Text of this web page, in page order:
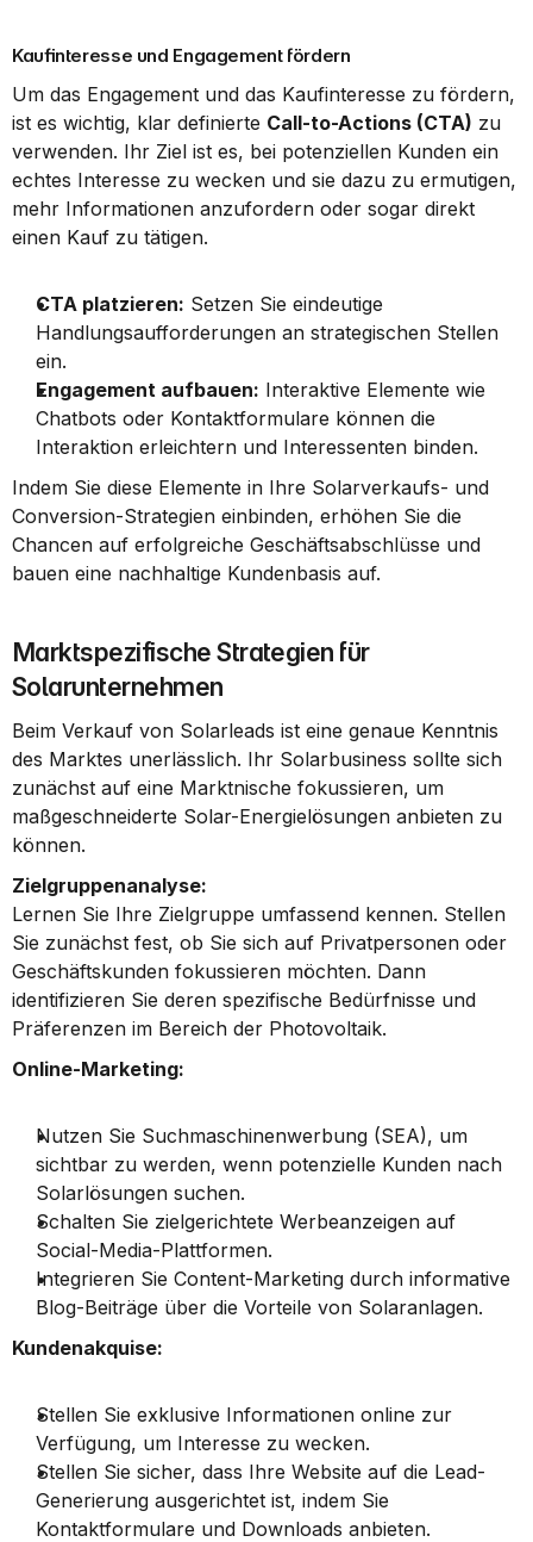
Kaufinteresse und Engagement fördern
Um das Engagement und das Kaufinteresse zu fördern,
ist es wichtig, klar definierte Call-to-Actions (CTA) zu
verwenden. Ihr Ziel ist es, bei potenziellen Kunden ein
echtes Interesse zu wecken und sie dazu zu ermutigen,
mehr Informationen anzufordern oder sogar direkt
einen Kauf zu tätigen.
CTA platzieren: Setzen Sie eindeutige
Handlungsaufforderungen an strategischen Stellen
ein.
Engagement aufbauen: Interaktive Elemente wie
Chatbots oder Kontaktformulare können die
Interaktion erleichtern und Interessenten binden.
Indem Sie diese Elemente in Ihre Solarverkaufs- und
Conversion-Strategien einbinden, erhöhen Sie die
Chancen auf erfolgreiche Geschäftsabschlüsse und
bauen eine nachhaltige Kundenbasis auf.
Marktspezifische Strategien für
Solarunternehmen
Beim Verkauf von Solarleads ist eine genaue Kenntnis
des Marktes unerlässlich. Ihr Solarbusiness sollte sich
zunächst auf eine Marktnische fokussieren, um
maßgeschneiderte Solar-Energielösungen anbieten zu
können.
Zielgruppenanalyse:
Lernen Sie Ihre Zielgruppe umfassend kennen. Stellen
Sie zunächst fest, ob Sie sich auf Privatpersonen oder
Geschäftskunden fokussieren möchten. Dann
identifizieren Sie deren spezifische Bedürfnisse und
Präferenzen im Bereich der Photovoltaik.
Online-Marketing:
Nutzen Sie Suchmaschinenwerbung (SEA), um
sichtbar zu werden, wenn potenzielle Kunden nach
Solarlösungen suchen.
Schalten Sie zielgerichtete Werbeanzeigen auf
Social-Media-Plattformen.
Integrieren Sie Content-Marketing durch informative
Blog-Beiträge über die Vorteile von Solaranlagen.
Kundenakquise:
Stellen Sie exklusive Informationen online zur
Verfügung, um Interesse zu wecken.
Stellen Sie sicher, dass Ihre Website auf die Lead-
Generierung ausgerichtet ist, indem Sie
Kontaktformulare und Downloads anbieten.